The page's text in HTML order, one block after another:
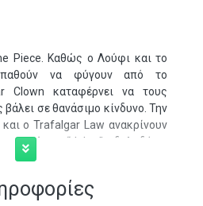
Piece. Καθώς ο Λούφι και το
να φύγουν από το
Clown καταφέρνει να τους
βάλει σε θανάσιμο κίνδυνο. Την
και ο Trafalgar Law ανακρίνουν
ενώ ο “Joker”, δηλαδή ο
στέλνει δύο από τους